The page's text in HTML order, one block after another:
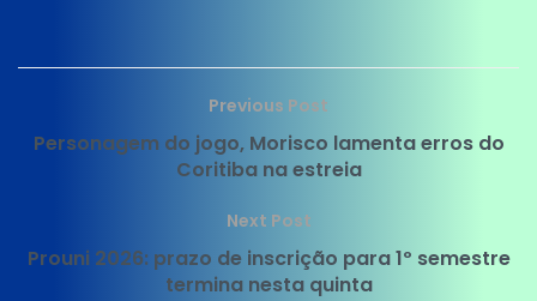
Previous Post
Personagem do jogo, Morisco lamenta erros do
Coritiba na estreia
Next Post
Prouni 2026: prazo de inscrição para 1º semestre
termina nesta quinta